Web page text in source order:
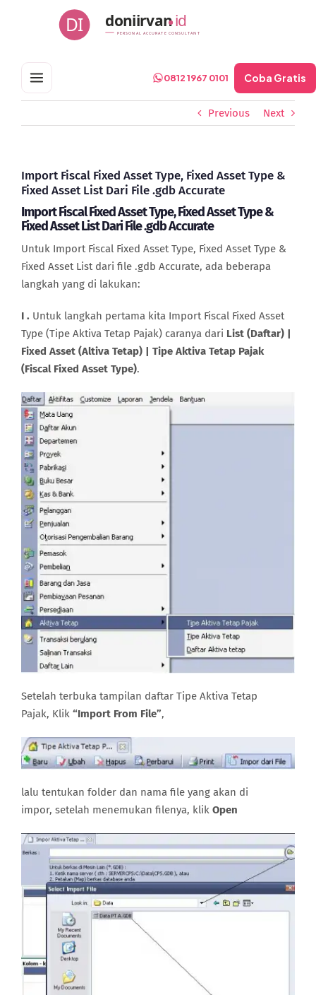
DI doniirvanid
PERSONAL ACCURATE CONSULTANT
0812 1967 0101 Coba Gratis
Previous Next
Import Fiscal Fixed Asset Type, Fixed Asset Type &
Fixed Asset List Dari File .gdb Accurate
Import Fiscal Fixed Asset Type, Fixed Asset Type &
Fixed Asset List Dari File .gdb Accurate
Untuk Import Fiscal Fixed Asset Type, Fixed Asset Type &
Fixed Asset List dari file .gdb Accurate, ada beberapa
langkah yang di lakukan:
I . Untuk langkah pertama kita Import Fiscal Fixed Asset
Type (Tipe Aktiva Tetap Pajak) caranya dari List (Daftar) |
Fixed Asset (Altiva Tetap) | Tipe Aktiva Tetap Pajak
(Fiscal Fixed Asset Type).
Setelah terbuka tampilan daftar Tipe Aktiva Tetap
Pajak, Klik “Import From File”,
lalu tentukan folder dan nama file yang akan di
impor, setelah menemukan filenya, klik Open